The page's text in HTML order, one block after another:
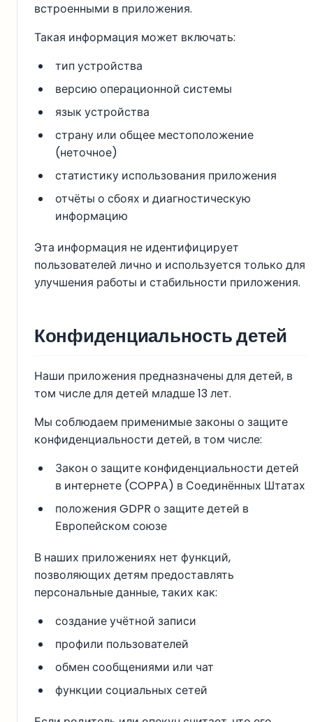
встроенными в приложения.
Такая информация может включать:
тип устройства
версию операционной системы
язык устройства
страну или общее местоположение
(неточное)
статистику использования приложения
отчёты о сбоях и диагностическую
информацию
Эта информация не идентифицирует
пользователей лично и используется только для
улучшения работы и стабильности приложения.
Конфиденциальность детей
Наши приложения предназначены для детей, в
том числе для детей младше 13 лет.
Мы соблюдаем применимые законы о защите
конфиденциальности детей, в том числе:
Закон о защите конфиденциальности детей
в интернете (COPPA) в Соединённых Штатах
положения GDPR о защите детей в
Европейском союзе
В наших приложениях нет функций,
позволяющих детям предоставлять
персональные данные, таких как:
создание учётной записи
профили пользователей
обмен сообщениями или чат
функции социальных сетей